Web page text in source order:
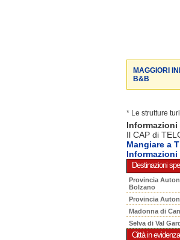
MAGGIORI
B&B
* Le strutture
Informazioni
Il CAP di
Mangiare a
Informazioni
Destinazioni
Provincia
Bolzano
Provincia
Madonna di
Selva di Val
Città in evidenza.